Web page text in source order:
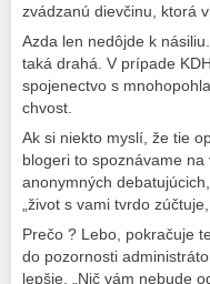
zvádzanú dievčinu, ktorá
Azda len nedôjde k
taká drahá. V prípade
spojenectvo s
chvost.
Ak si niekto myslí, že tie
blogeri to spoznávame
anonymných
„život s vami tvrdo
Prečo ? Lebo, pokračuje
do pozornosti
lepšie. „Nič vám nebude